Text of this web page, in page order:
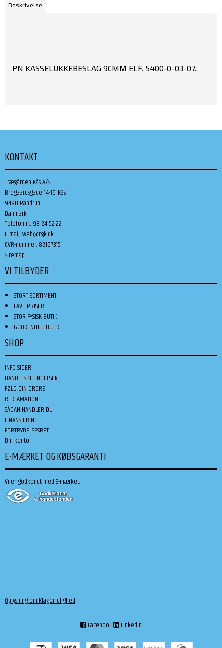
Beskrivelse
PN KASSELUKKEBESLAG 90MM ELF. 5400-0-03-07..
KONTAKT
Trægården Kås A/S
Brogaardsgade 14-19, Kås
9490 Pandrup
Danmark
Telefonnr.: 98 24 52 22
E-mail:web@tgk.dk
CVR-nummer: 82167315
Sitemap
VI TILBYDER
STORT SORTIMENT
LAVE PRISER
STOR FYSISK BUTIK
GODKENDT E-BUTIK
SHOP
INFO SIDER
HANDELSBETINGELSER
FØLG DIN ORDRE
REKLAMATION
SÅDAN HANDLER DU
FINANSIERING
FORTRYDELSESRET
Din konto
E-MÆRKET OG KØBSGARANTI
Vi er godkendt med E-mærket:
Oplysning om Klagemulighed
Facebook Linkedin